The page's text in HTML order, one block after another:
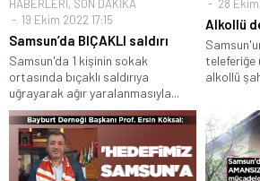
HABERLERİ, SON DAKİKA
19 Ekim 2022 17:15
Samsun’da BIÇAKLI saldırı
Samsun'da 1 kişinin sokak
ortasında bıçaklı saldırıya
uğrayarak ağır yaralanmasıyla...
28 Ekim
Alkollü
teleferiğe
alkollü